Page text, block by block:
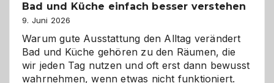
Bad und Küche einfach besser verstehen
9. Juni 2026
Warum gute Ausstattung den Alltag verändert
Bad und Küche gehören zu den Räumen, die
wir jeden Tag nutzen und oft erst dann bewusst
wahrnehmen, wenn etwas nicht funktioniert.